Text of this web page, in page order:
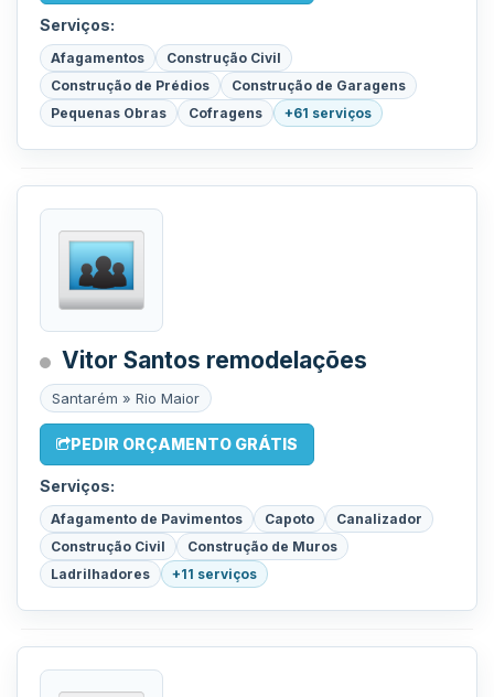
Serviços:
Afagamentos
Construção Civil
Construção de Prédios
Construção de Garagens
Pequenas Obras
Cofragens +61 serviços
Vitor Santos remodelações
Santarém » Rio Maior
PEDIR ORÇAMENTO GRÁTIS
Serviços:
Afagamento de Pavimentos Capoto
Canalizador
Construção Civil
Construção de Muros
Ladrilhadores
+11 serviços